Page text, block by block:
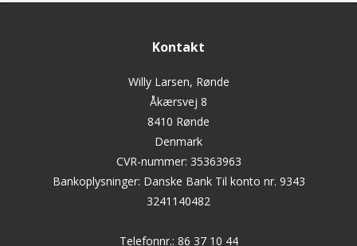
Kontakt
Willy Larsen, Rønde
Åkærsvej 8
8410 Rønde
Denmark
CVR-nummer: 35363963
Bankoplysninger: Danske Bank Til konto nr. 9343
3241140482
Telefonnr.: 86 37 10 44